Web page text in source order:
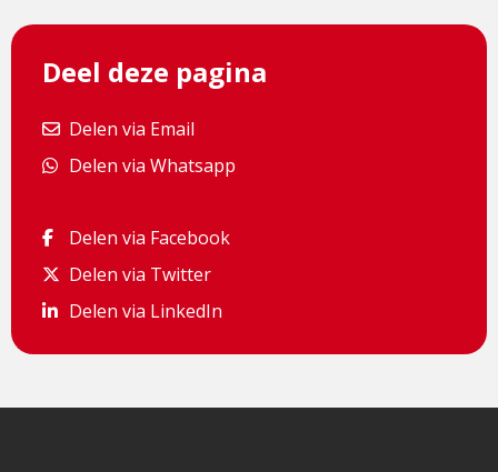
Deel deze pagina
Delen via Email
Delen via Email
Delen via Whatsapp
Delen via Whatsapp
Delen via Facebook
Delen via Facebook
Delen via Twitter
Delen via Twitter
Delen via LinkedIn
Delen via LinkedIn